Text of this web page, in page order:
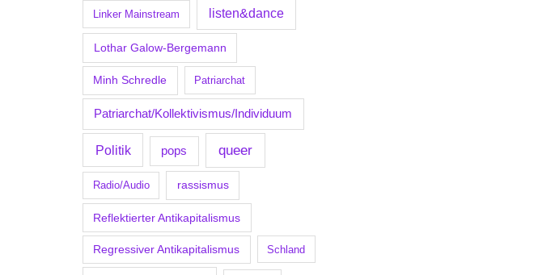
Linker Mainstream listen&dance
Lothar Galow-Bergemann
Minh Schredle Patriarchat
Patriarchat/Kollektivismus/Individuum
Politik pops queer
Radio/Audio rassismus
Reflektierter Antikapitalismus
Regressiver Antikapitalismus Schland